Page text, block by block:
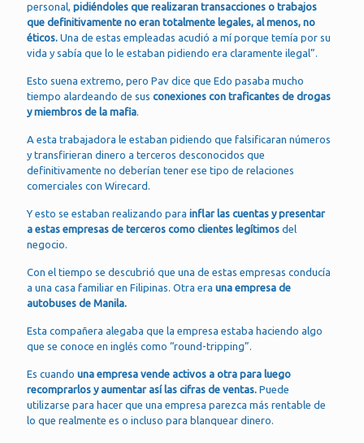
personal, pidiéndoles que realizaran transacciones o trabajos
que definitivamente no eran totalmente legales, al menos, no
éticos. Una de estas empleadas acudió a mí porque temía por su
vida y sabía que lo le estaban pidiendo era claramente ilegal”.
Esto suena extremo, pero Pav dice que Edo pasaba mucho
tiempo alardeando de sus conexiones con traficantes de drogas
y miembros de la mafia.
A esta trabajadora le estaban pidiendo que falsificaran números
y transfirieran dinero a terceros desconocidos que
definitivamente no deberían tener ese tipo de relaciones
comerciales con Wirecard.
Y esto se estaban realizando para inflar las cuentas y presentar
a estas empresas de terceros como clientes legítimos del
negocio.
Con el tiempo se descubrió que una de estas empresas conducía
a una casa familiar en Filipinas. Otra era una empresa de
autobuses de Manila.
Esta compañera alegaba que la empresa estaba haciendo algo
que se conoce en inglés como “round-tripping”.
Es cuando una empresa vende activos a otra para luego
recomprarlos y aumentar así las cifras de ventas. Puede
utilizarse para hacer que una empresa parezca más rentable de
lo que realmente es o incluso para blanquear dinero.